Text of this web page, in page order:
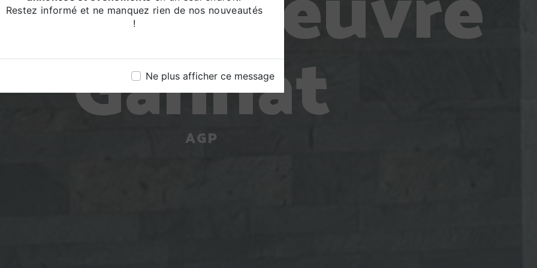
Restez informé et ne manquez rien de nos nouveautés
!
Ne plus afficher ce message
Gannat
AGP